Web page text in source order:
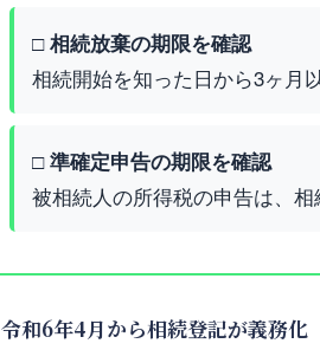
□ 相続放棄の期限を確認
相続開始を知った日から3ヶ月
□ 準確定申告の期限を確認
被相続人の所得税の申告は、相
令和6年4月から相続登記が義務化